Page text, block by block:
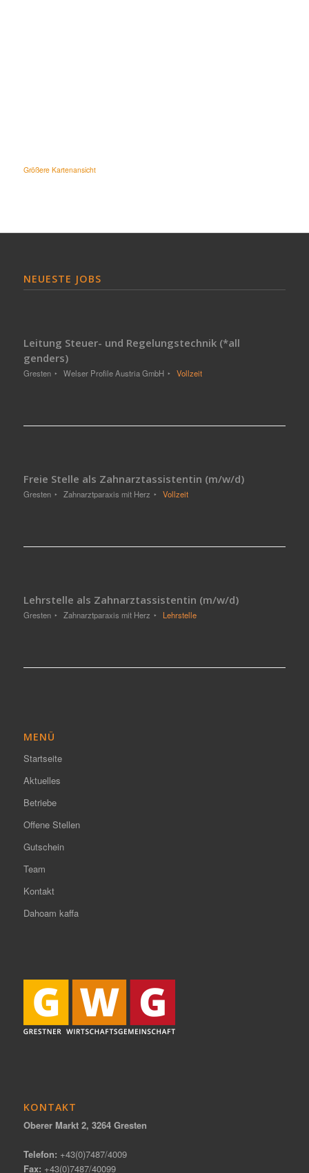
Größere Kartenansicht
NEUESTE JOBS
Leitung Steuer- und Regelungstechnik (*all
genders)
Gresten Welser Profile Austria GmbH Vollzeit
Freie Stelle als Zahnarztassistentin (m/w/d)
Gresten Zahnarztparaxis mit Herz Vollzeit
Lehrstelle als Zahnarztassistentin (m/w/d)
Gresten Zahnarztparaxis mit Herz Lehrstelle
MENÜ
Startseite
Aktuelles
Betriebe
Offene Stellen
Gutschein
Team
Kontakt
Dahoam kaffa
KONTAKT
Oberer Markt 2, 3264 Gresten
Telefon: +43(0)7487/4009
Fax: +43(0)7487/40099